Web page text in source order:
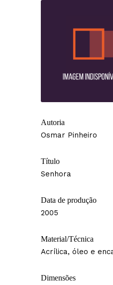
Autoria
Osmar Pinheiro
Título
Senhora
Data de produção
2005
Material/Técnica
Acrílica, óleo e
Dimensões